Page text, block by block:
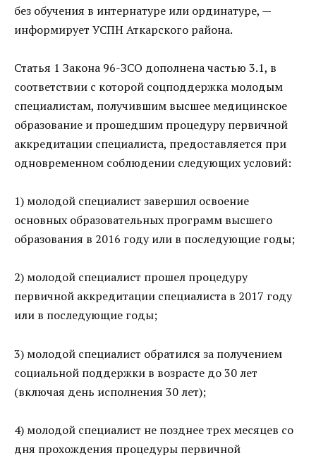
без обучения в интернатуре или ординатуре, —
информирует УСПН Аткарского района.
Статья 1 Закона 96-ЗСО дополнена частью 3.1, в
соответствии с которой соцподдержка молодым
специалистам, получившим высшее медицинское
образование и прошедшим процедуру первичной
аккредитации специалиста, предоставляется при
одновременном соблюдении следующих условий:
1) молодой специалист завершил освоение
основных образовательных программ высшего
образования в 2016 году или в последующие годы;
2) молодой специалист прошел процедуру
первичной аккредитации специалиста в 2017 году
или в последующие годы;
3) молодой специалист обратился за получением
социальной поддержки в возрасте до 30 лет
(включая день исполнения 30 лет);
4) молодой специалист не позднее трех месяцев со
дня прохождения процедуры первичной